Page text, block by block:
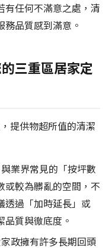
有任何不滿意之處，清
品質感到滿意。
三重區居家定
提供物超所值的清潔
與業界常見的「按坪數
或較為髒亂的空間，不
透過「加時延長」或
品質與徹底度。
政擁有許多長期回頭